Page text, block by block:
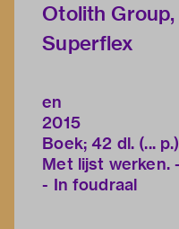
Otolith
Superflex
en
2015
Boek; 42 dl. (...
Met lijst werken.
- In foudraal